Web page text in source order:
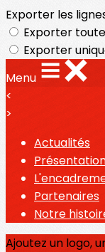
Exporter les
Exporter
Exporter
Menu
<
>
Actualités
Partenaires
Notre
Ajoutez un logo,